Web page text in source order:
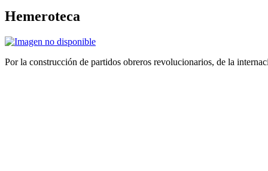
Hemeroteca
Por la construcción de partidos obreros revolucionarios, de la